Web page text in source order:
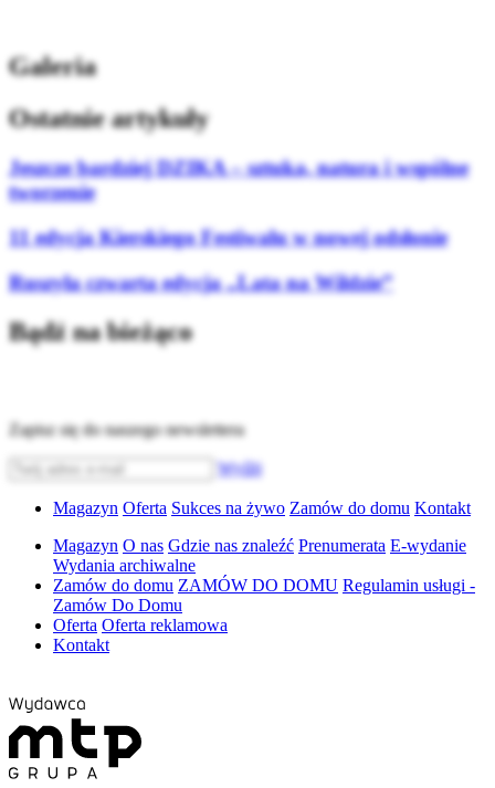
Galeria
Ostatnie artykuły
Jeszcze bardziej DZIKA – sztuka, natura i wspólne
tworzenie
11 edycja Kierskiego Festiwalu w nowej odsłonie
Ruszyła czwarta edycja „Lata na Wildzie”
Bądź na bieżąco
Zapisz się do naszego newslettera
Wyślij
Magazyn Oferta Sukces na żywo Zamów do domu Kontakt
Magazyn O nas Gdzie nas znaleźć Prenumerata E-wydanie
Wydania archiwalne
Zamów do domu ZAMÓW DO DOMU Regulamin usługi -
Zamów Do Domu
Oferta Oferta reklamowa
Kontakt